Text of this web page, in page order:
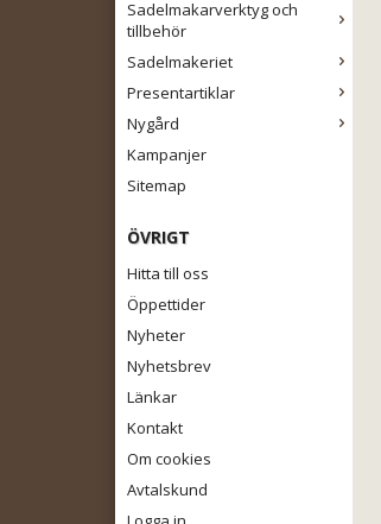
Sadelmakarverktyg och
tillbehör
Sadelmakeriet
Presentartiklar
Nygård
Kampanjer
Sitemap
ÖVRIGT
Hitta till oss
Öppettider
Nyheter
Nyhetsbrev
Länkar
Kontakt
Om cookies
Avtalskund